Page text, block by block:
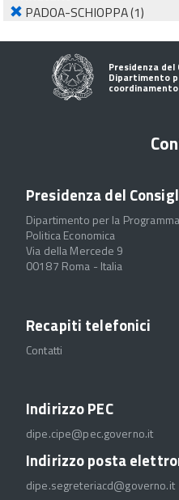
PADOA-SCHIOPPA(1)
Presidenza
Dipartimento
Presidenza del
Dipartimento per la
Politica Economica
Via della Mercede 9
00187 Roma - Italia
Recapiti telefonici
Contatti
Indirizzo PEC
dipe.cipe@pec.governo.it
Indirizzo posta
dipe.segreteriacd@governo.it